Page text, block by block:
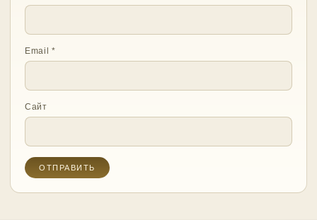
Email*
Сайт